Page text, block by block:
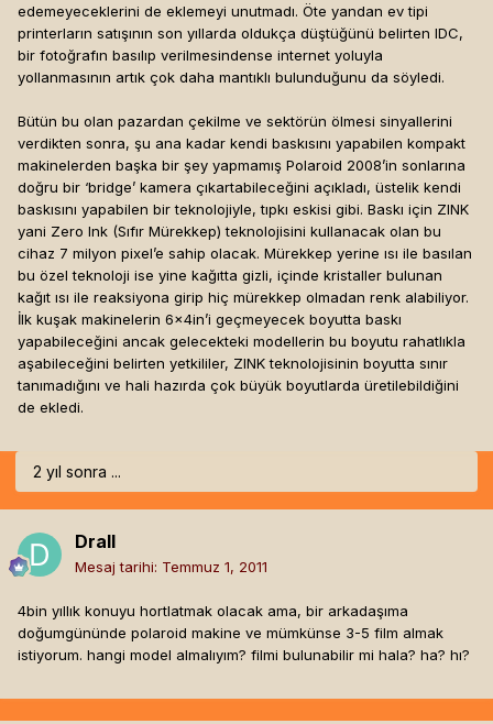
edemeyeceklerini de eklemeyi unutmadı. Öte yandan ev tipi
printerların satışının son yıllarda oldukça düştüğünü belirten IDC,
bir fotoğrafın basılıp verilmesindense internet yoluyla
yollanmasının artık çok daha mantıklı bulunduğunu da söyledi.
Bütün bu olan pazardan çekilme ve sektörün ölmesi sinyallerini
verdikten sonra, şu ana kadar kendi baskısını yapabilen kompakt
makinelerden başka bir şey yapmamış Polaroid 2008’in sonlarına
doğru bir ‘bridge’ kamera çıkartabileceğini açıkladı, üstelik kendi
baskısını yapabilen bir teknolojiyle, tıpkı eskisi gibi. Baskı için ZINK
yani Zero Ink (Sıfır Mürekkep) teknolojisini kullanacak olan bu
cihaz 7 milyon pixel’e sahip olacak. Mürekkep yerine ısı ile basılan
bu özel teknoloji ise yine kağıtta gizli, içinde kristaller bulunan
kağıt ısı ile reaksiyona girip hiç mürekkep olmadan renk alabiliyor.
İlk kuşak makinelerin 6x4in’i geçmeyecek boyutta baskı
yapabileceğini ancak gelecekteki modellerin bu boyutu rahatlıkla
aşabileceğini belirten yetkililer, ZINK teknolojisinin boyutta sınır
tanımadığını ve hali hazırda çok büyük boyutlarda üretilebildiğini
de ekledi.
2 yıl sonra ...
Drall
Mesaj tarihi: Temmuz 1, 2011
4bin yıllık konuyu hortlatmak olacak ama, bir arkadaşıma
doğumgününde polaroid makine ve mümkünse 3-5 film almak
istiyorum. hangi model almalıyım? filmi bulunabilir mi hala? ha? hı?